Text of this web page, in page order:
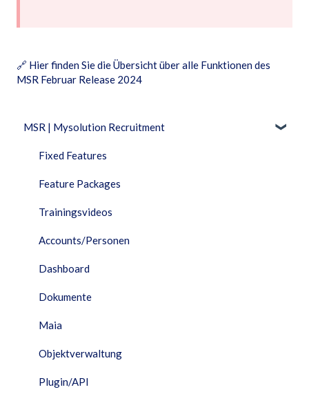
🔗 Hier finden Sie die Übersicht über alle Funktionen des
MSR Februar Release 2024
MSR | Mysolution Recruitment
Fixed Features
Feature Packages
Trainingsvideos
Accounts/Personen
Dashboard
Dokumente
Maia
Objektverwaltung
Plugin/API